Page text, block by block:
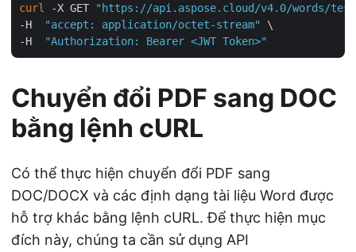
curl -X GET
"https://api.aspose.cloud/v4.0/words/
-H
"accept: application/octet-stream"
\
-H
"Authorization: Bearer <JWT Token>"
Chuyển đổi PDF sang DOC
bằng lệnh cURL
Có thể thực hiện chuyển đổi PDF sang
DOC/DOCX và các định dạng tài liệu Word được
hỗ trợ khác bằng lệnh cURL. Để thực hiện mục
đích này, chúng ta cần sử dụng API